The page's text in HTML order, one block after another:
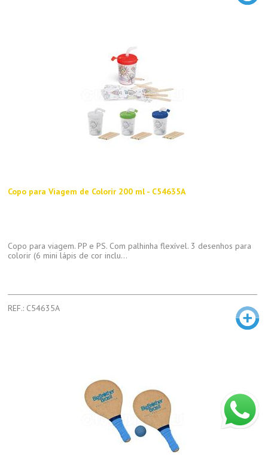
Copo para Viagem de Colorir 200 ml - C54635A
Copo para viagem. PP e PS. Com palhinha flexível. 3 desenhos para
colorir (6 mini lápis de cor inclu...
REF.: C54635A